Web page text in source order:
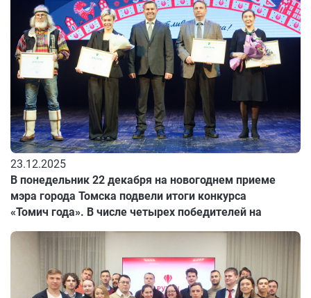
23.12.2025
В понедельник 22 декабря на новогоднем приеме
мэра города Томска подвели итоги конкурса
«Томич года». В числе четырех победителей на
сцену ТЮЗа поднялись директор Дома ученых
Томского научного центра Людмила Смирнова и
советник директора ТНЦ СО РАН Евгений
Ковалевский.